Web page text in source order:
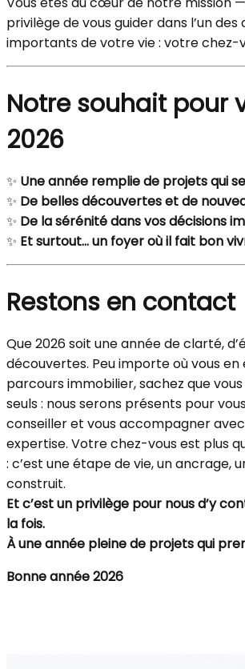
privilège de vous guider dans l’un des
importants de votre vie : votre chez-
Notre souhait pour
2026
✨ Une année remplie de projets qui
✨ De belles découvertes et de
✨ De la sérénité dans vos décisions
✨ Et surtout… un foyer où il fait bon
Restons en contact
Que 2026 soit une année de clarté,
découvertes. Peu importe où vous
parcours immobilier, sachez que vous
seuls : nous serons présents pour
conseiller et vous accompagner
expertise. Votre chez-vous est plus
: c’est une étape de vie, un ancrage,
construit.
Et c’est un privilège pour nous d’y
la fois.
À une année pleine de projets qui
Bonne année 2026